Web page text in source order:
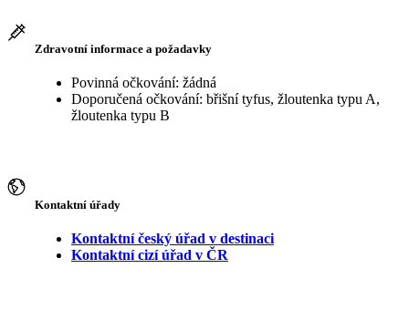
Zdravotní informace a požadavky
Povinná očkování: žádná
Doporučená očkování: břišní tyfus, žloutenka typu A,
žloutenka typu B
Kontaktní úřady
Kontaktní český úřad v destinaci
Kontaktní cizí úřad v ČR